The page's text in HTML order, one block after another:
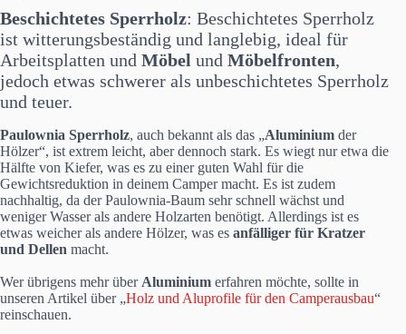
Beschichtetes Sperrholz: Beschichtetes Sperrholz
ist witterungsbeständig und langlebig, ideal für
Arbeitsplatten und Möbel und Möbelfronten,
jedoch etwas schwerer als unbeschichtetes Sperrholz
und teuer.
Paulownia Sperrholz, auch bekannt als das „Aluminium der
Hölzer“, ist extrem leicht, aber dennoch stark. Es wiegt nur etwa die
Hälfte von Kiefer, was es zu einer guten Wahl für die
Gewichtsreduktion in deinem Camper macht. Es ist zudem
nachhaltig, da der Paulownia-Baum sehr schnell wächst und
weniger Wasser als andere Holzarten benötigt. Allerdings ist es
etwas weicher als andere Hölzer, was es anfälliger für Kratzer
und Dellen macht.
Wer übrigens mehr über Aluminium erfahren möchte, sollte in
unseren Artikel über „Holz und Aluprofile für den Camperausbau“
reinschauen.